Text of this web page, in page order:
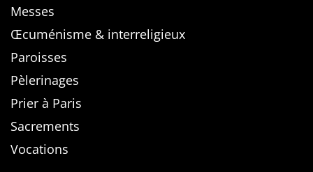
Messes
Œcuménisme & interreligieux
Paroisses
Pèlerinages
Prier à Paris
Sacrements
Vocations